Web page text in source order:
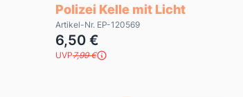
Polizei Kelle mit Licht
Artikel-Nr. EP-120569
6,50 €
UVP7,99 €